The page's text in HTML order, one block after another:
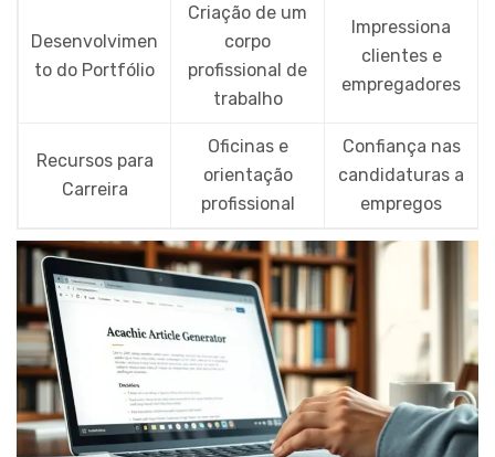
Desenvolvimen
to do Portfólio
Criação de um
corpo
profissional de
trabalho
Impressiona
clientes e
empregadores
Recursos para
Carreira
Oficinas e
orientação
profissional
Confiança nas
candidaturas a
empregos